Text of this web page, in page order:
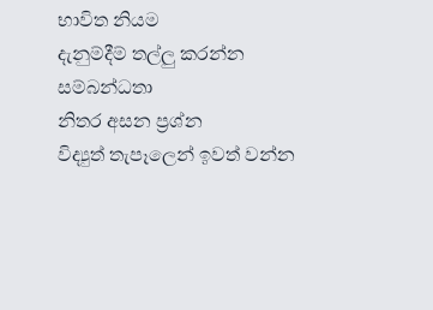
භාවිත නියම
දැනුම්දීම් තල්ලු කරන්න
සම්බන්ධතා
නිතර අසන ප්‍රශ්න
විද්‍යුත් තැපෑලෙන් ඉවත් වන්න